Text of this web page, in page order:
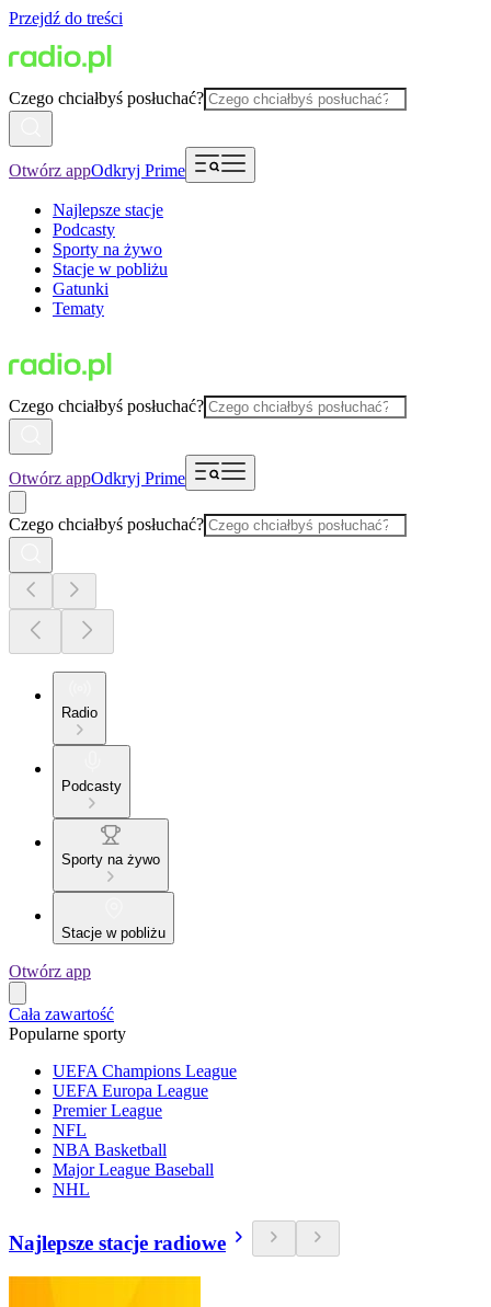
Przejdź do treści
Czego chciałbyś posłuchać?
Otwórz appOdkryj Prime
Najlepsze stacje
Podcasty
Sporty na żywo
Stacje w pobliżu
Gatunki
Tematy
Czego chciałbyś posłuchać?
Otwórz appOdkryj Prime
Czego chciałbyś posłuchać?
Radio
Podcasty
Sporty na żywo
Stacje w pobliżu
Otwórz app
Cała zawartość
Popularne sporty
UEFA Champions League
UEFA Europa League
Premier League
NFL
NBA Basketball
Major League Baseball
NHL
Najlepsze stacje radiowe